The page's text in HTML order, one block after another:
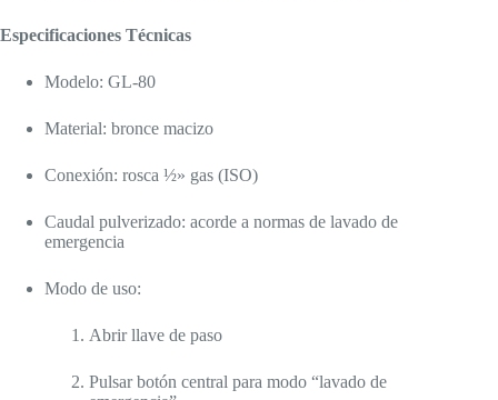
Especificaciones Técnicas
Modelo: GL‑80
Material: bronce macizo
Conexión: rosca ½» gas (ISO)
Caudal pulverizado: acorde a normas de lavado de
emergencia
Modo de uso:
Abrir llave de paso
Pulsar botón central para modo “lavado de